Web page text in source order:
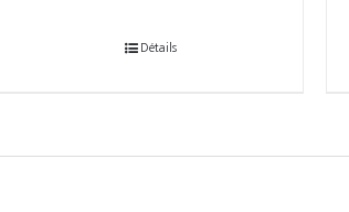
Détails